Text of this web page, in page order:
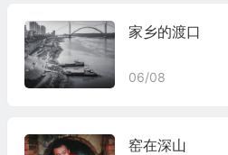
家乡的渡口
06/08
窑在深山